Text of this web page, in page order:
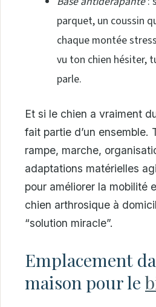
parquet, un coussin
chaque montée
vu ton chien hésiter,
parle.
Et si le chien a vraiment
fait partie d’un ensemble.
rampe, marche,
adaptations matérielles
pour améliorer la mobilité
chien arthrosique à
“solution miracle”.
Emplacement
maison pour le